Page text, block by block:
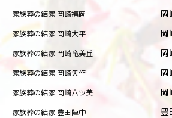
家族葬の結家 岡崎福岡 岡
家族葬の結家 岡崎大平 岡
家族葬の結家 岡崎竜美丘 岡
家族葬の結家 岡崎矢作 岡
家族葬の結家 岡崎六ツ美 岡
家族葬の結家 豊田陣中 豊